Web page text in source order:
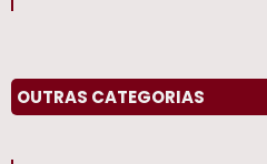
OUTRAS CATEGORIAS